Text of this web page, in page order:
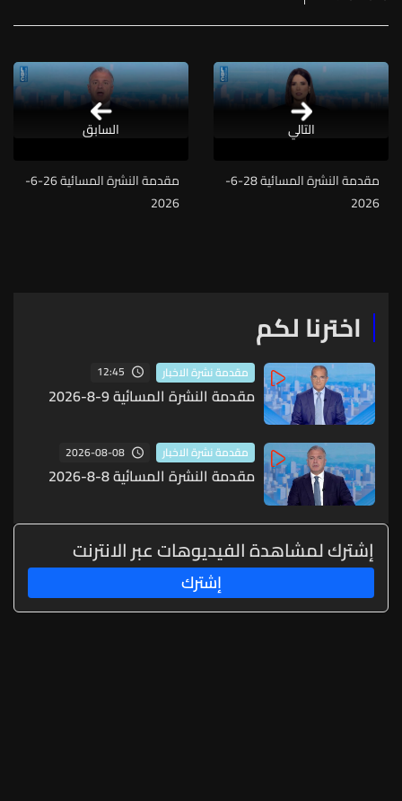
التالي
مقدمة النشرة المسائية 28-6-
2026
مقدمة النشرة المسائية 26-6-
2026
السابق
اخترنا لكم
مقدمة نشرة الاخبار 12:45
مقدمة النشرة المسائية 9-8-2026
مقدمة نشرة الاخبار 2026-08-08
مقدمة النشرة المسائية 8-8-2026
إشترك لمشاهدة الفيديوهات عبر الانترنت
إشترك